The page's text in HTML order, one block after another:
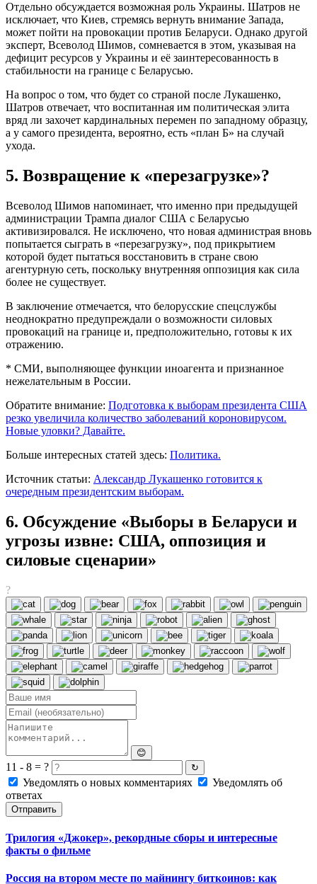
Отдельно обсуждается возможная роль Украины. Шатров не
исключает, что Киев, стремясь вернуть внимание Запада,
может пойти на провокации против Беларуси. Однако другой
эксперт, Всеволод Шимов, сомневается в этом, указывая на
дефицит ресурсов у Украины и её заинтересованность в
стабильности на границе с Беларусью.
На вопрос о том, что будет со страной после Лукашенко,
Шатров отвечает, что воспитанная им политическая элита
вряд ли захочет кардинальных перемен по западному образцу,
а у самого президента, вероятно, есть «план Б» на случай
ухода.
5. Возвращение к «перезагрузке»?
Всеволод Шимов напоминает, что именно при предыдущей
администрации Трампа диалог США с Беларусью
активизировался. Не исключено, что новая администрая вновь
попытается сыграть в «перезагрузку», под прикрытием
которой будет пытаться восстановить в стране свою
агентурную сеть, поскольку внутренняя оппозиция как сила
более не существует.
В заключение отмечается, что белорусские спецслужбы
неоднократно предупреждали о возможности силовых
провокаций на границе и, предположительно, готовы к их
отражению.
* СМИ, выполняющее функции иноагента и признанное
нежелательным в России.
Обратите внимание: Подготовка к выборам президента США
резко увеличила количество заболеваний короновирусом.
Новые уловки? Давайте.
Больше интересных статей здесь: Политика.
Источник статьи: Александр Лукашенко готовится к
очередным президентским выборам.
6. Обсуждение «Выборы в Беларуси и
угрозы извне: США, оппозиция и
силовые сценарии»
?
😊
11 - 8 = ? ↻
Уведомлять о новых комментариях
Уведомлять об
ответах
Отправить
Трилогия «Джокер», рекордные сборы и интересные
факты о фильме
Россия на втором месте по майнингу биткоинов: как